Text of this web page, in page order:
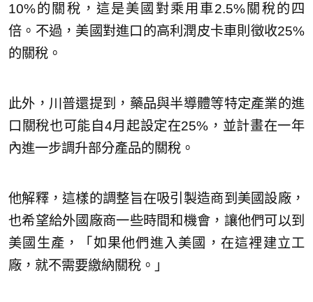
10%的關稅，這是美國對乘用車2.5%關稅的四
倍。不過，美國對進口的高利潤皮卡車則徵收25%
的關稅。
此外，川普還提到，藥品與半導體等特定產業的進
口關稅也可能自4月起設定在25%，並計畫在一年
內進一步調升部分產品的關稅。
他解釋，這樣的調整旨在吸引製造商到美國設廠，
也希望給外國廠商一些時間和機會，讓他們可以到
美國生產，「如果他們進入美國，在這裡建立工
廠，就不需要繳納關稅。」